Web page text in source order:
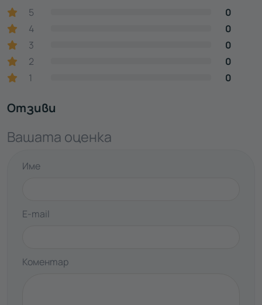
5
0
4
0
3
0
2
0
1
0
Отзиви
Вашата оценка
Име
E-mail
Коментар